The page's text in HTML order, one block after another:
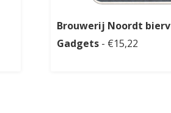
Brouwerij Noordt
Gadgets - €15,22